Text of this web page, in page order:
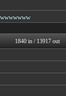
VIPPER速報
うしみつ-5chまとめ-
筋肉速報
バズッター速報
コノユビニュース｜
1840 in / 13917 out